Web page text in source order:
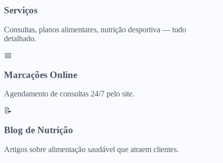
Serviços
Consultas, planos alimentares, nutrição desportiva — tudo
detalhado.
📅
Marcações Online
Agendamento de consultas 24/7 pelo site.
📝
Blog de Nutrição
Artigos sobre alimentação saudável que atraem clientes.